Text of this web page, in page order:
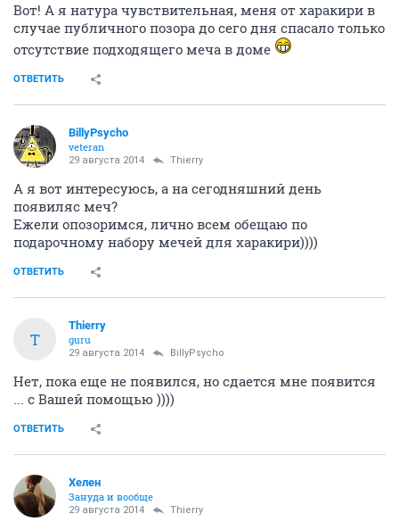
Вот! А я натура чувствительная, меня от харакири в
случае публичного позора до сего дня спасало только
отсутствие подходящего меча в доме
ОТВЕТИТЬ
BillyPsycho
veteran
29 августа 2014 Thierry
А я вот интересуюсь, а на сегодняшний день
появиляс меч?
Ежели опозоримся, лично всем обещаю по
подарочному набору мечей для харакири))))
ОТВЕТИТЬ
T
Thierry
guru
29 августа 2014 BillyPsycho
Нет, пока еще не появился, но сдается мне появится
... с Вашей помощью ))))
ОТВЕТИТЬ
Хелен
Зануда и вообще
29 августа 2014 Thierry